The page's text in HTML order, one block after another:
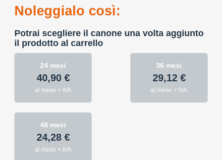
Noleggialo così:
Potrai scegliere il canone una volta aggiunto
il prodotto al carrello
24 mesi
40,90 €
al mese + IVA
36 mesi
29,12 €
al mese + IVA
48 mesi
24,28 €
al mese + IVA